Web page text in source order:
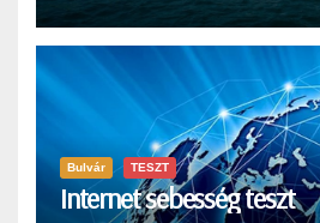
Bulvár TESZT
Internet sebesség teszt